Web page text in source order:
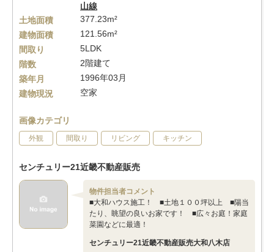
山線
土地面積
377.23m²
建物面積
121.56m²
間取り
5LDK
階数
2階建て
築年月
1996年03月
建物現況
空家
画像カテゴリ
外観 間取り リビング キッチン
センチュリー21近畿不動産販売
物件担当者コメント
■大和ハウス施工！ ■土地１００坪以上 ■陽当
たり、眺望の良いお家です！ ■広々お庭！家庭
菜園などに最適！
センチュリー21近畿不動産販売大和八木店